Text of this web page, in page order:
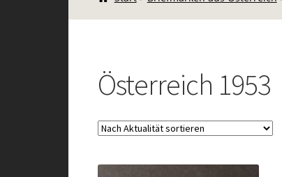
Österreich 1953